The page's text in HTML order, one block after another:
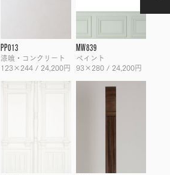
PP013
漆喰・コンクリート
123×244 / 24,200円
MW839
ペイント
93×280 / 24,200円